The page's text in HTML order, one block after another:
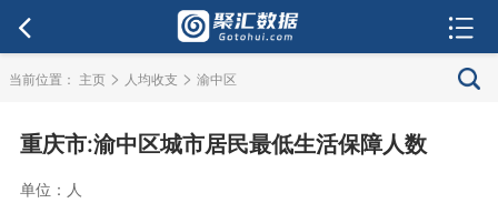
当前位置： 主页 > 人均收支 > 渝中区
重庆市:渝中区城市居民最低生活保障人数
单位：人